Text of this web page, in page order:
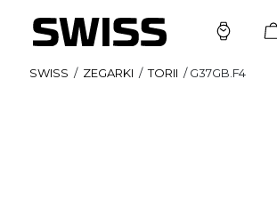
SWISS / ZEGARKI / TORII /G37GB.F4